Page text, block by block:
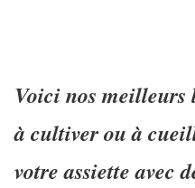
Voici nos meilleurs
à cultiver ou à
votre assiette avec